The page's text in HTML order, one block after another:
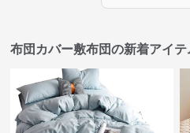
布団カバー敷布団の新着アイテ